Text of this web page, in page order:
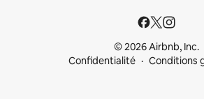
© 2026 Airbnb, Inc.
Confidentialité
Conditions